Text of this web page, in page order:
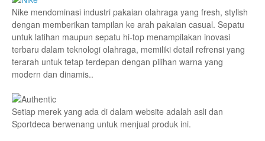
Nike mendominasi industri pakaian olahraga yang fresh, stylish
dengan memberikan tampilan ke arah pakaian casual. Sepatu
untuk latihan maupun sepatu hi-top menampilakan inovasi
terbaru dalam teknologi olahraga, memiliki detail refrensi yang
terarah untuk tetap terdepan dengan pilihan warna yang
modern dan dinamis..
Setiap merek yang ada di dalam website adalah asli dan
Sportdeca berwenang untuk menjual produk ini.